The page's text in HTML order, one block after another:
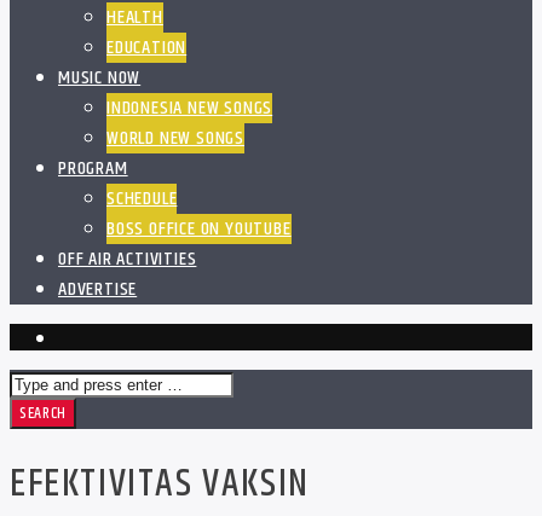
HEALTH
EDUCATION
MUSIC NOW
INDONESIA NEW SONGS
WORLD NEW SONGS
PROGRAM
SCHEDULE
BOSS OFFICE ON YOUTUBE
OFF AIR ACTIVITIES
ADVERTISE
EFEKTIVITAS VAKSIN